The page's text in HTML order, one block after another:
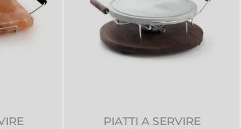
PIATTI A SERVIRE